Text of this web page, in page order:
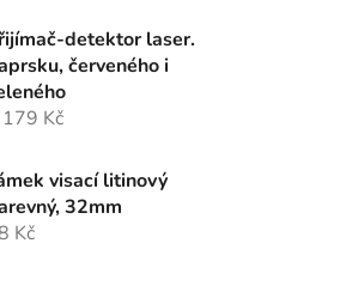
detektor laser.
červeného i
Kč
visací litinový
32mm
Kč